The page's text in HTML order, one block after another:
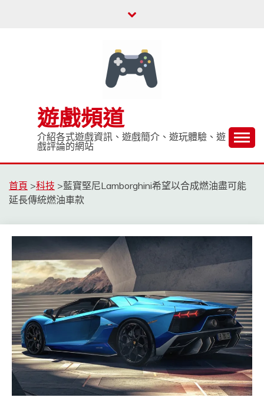
遊戲頻道
介紹各式遊戲資訊、遊戲簡介、遊玩體驗、遊
戲評論的網站
首頁 >科技 >藍寶堅尼Lamborghini希望以合成燃油盡可能
延長傳統燃油車款